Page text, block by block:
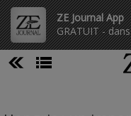
ZE Journal App
GRATUIT -